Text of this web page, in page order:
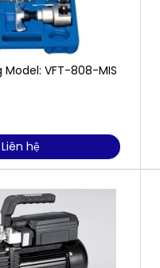
Model: VFT-808-MIS
Liên hệ